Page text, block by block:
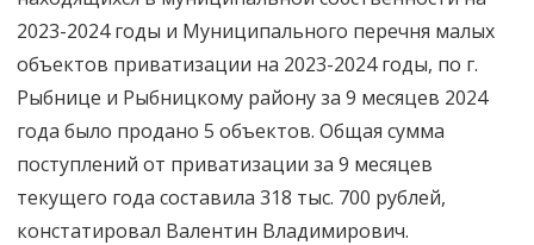
2023-2024 годы и Муниципального перечня малых
объектов приватизации на 2023-2024 годы, по г.
Рыбнице и Рыбницкому району за 9 месяцев 2024
года было продано 5 объектов. Общая сумма
поступлений от приватизации за 9 месяцев
текущего года составила 318 тыс. 700 рублей,
констатировал Валентин Владимирович.